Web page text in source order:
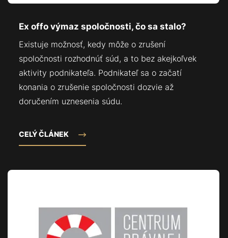
Ex offo výmaz spoločnosti, čo sa stalo?
Existuje možnosť, kedy môže o zrušení
spoločnosti rozhodnúť súd, a to bez akejkoľvek
aktivity podnikateľa. Podnikateľ sa o začatí
konania o zrušenie spoločnosti dozvie až
doručením uznesenia súdu.
CELÝ ČLÁNEK